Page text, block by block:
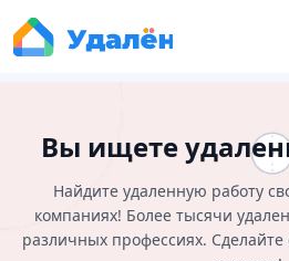
Вы ищете
Найдите удаленную работу
компаниях! Более тысячи
различных профессиях.